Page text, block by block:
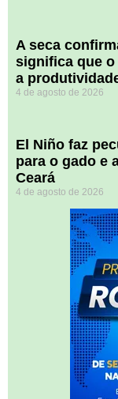
A seca
significa que o
a
4 de agosto de 2026
El Niño faz
para o gado e
Ceará
4 de agosto de 2026